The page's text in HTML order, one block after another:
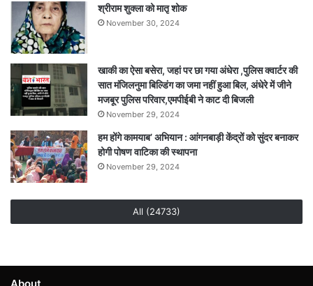
श्रीराम शुक्ला को मातृ शोक
November 30, 2024
खाकी का ऐसा बसेरा, जहां पर छा गया अंधेरा ,पुलिस क्वार्टर की
सात मंजिलनुमा बिल्डिंग का जमा नहीं हुआ बिल, अंधेरे में जीने
मजबूर पुलिस परिवार,एमपीईबी ने काट दी बिजली
November 29, 2024
हम होंगे कामयाब’ अभियान : आंगनबाड़ी केंद्रों को सुंदर बनाकर
होगी पोषण वाटिका की स्थापना
November 29, 2024
All (24733)